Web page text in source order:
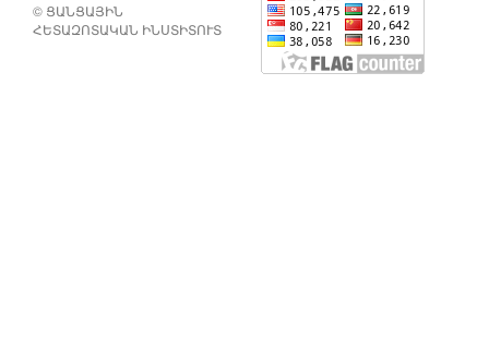
© ՑԱՆՑԱՅԻՆ
ՀԵՏԱԶՈՏԱԿԱՆ ԻՆՍՏԻՏՈՒՏ